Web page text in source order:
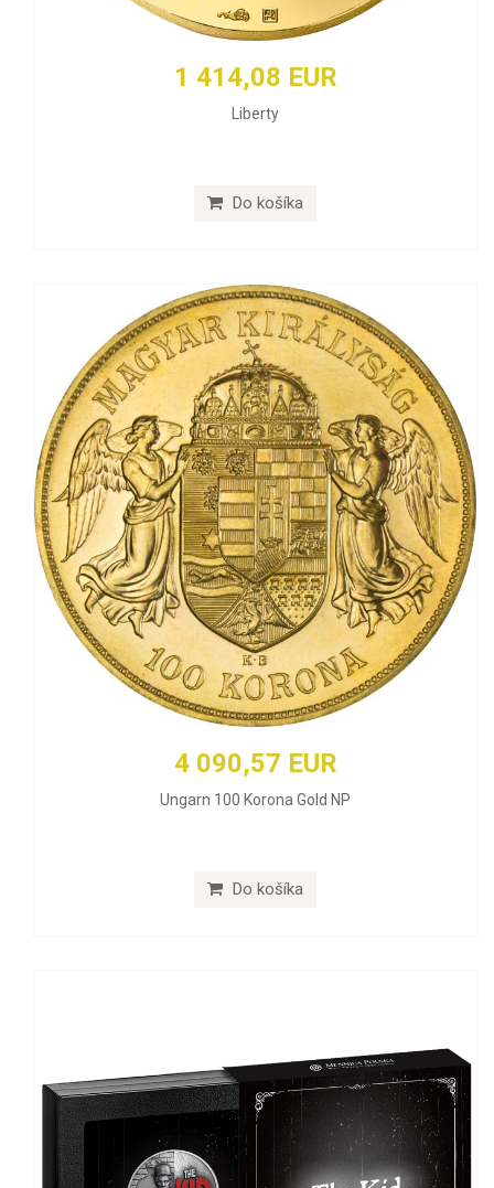
1 414,08 EUR
Liberty
Do košíka
4 090,57 EUR
Ungarn 100 Korona Gold NP
Do košíka